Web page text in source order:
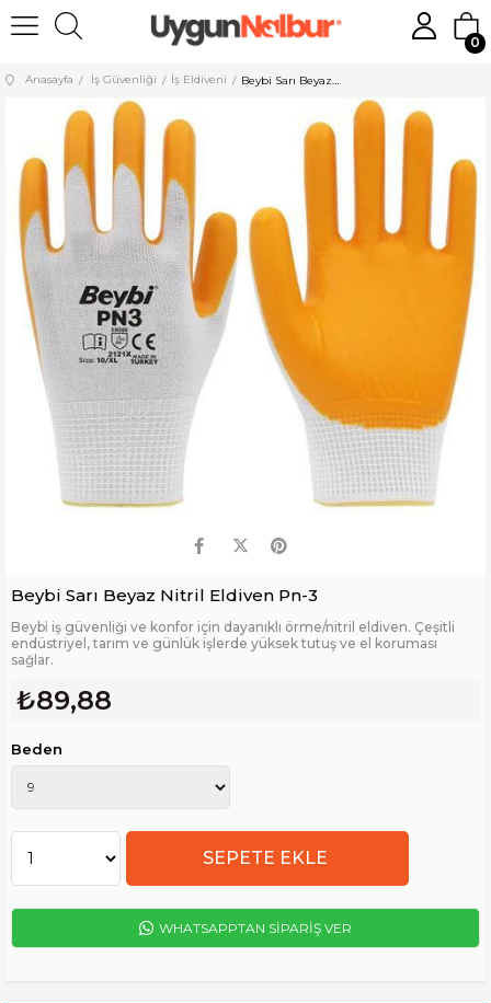
0
Anasayfa İş Güvenliği İş Eldiveni
Beybi Sarı Beyaz Nitril Eldiven Pn-3
Beybi̇ iş güvenliği ve konfor için dayanıklı örme/nitril eldiven. Çeşitli
endüstriyel, tarım ve günlük işlerde yüksek tutuş ve el koruması
sağlar.
₺89,88
Beden
WHATSAPPTAN SİPARİŞ VER